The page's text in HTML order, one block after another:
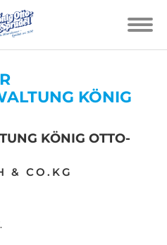
KÖNIG
KÖNIG OTTO-
& CO.KG